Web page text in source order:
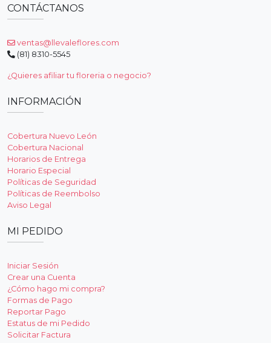
CONTÁCTANOS
ventas@llevaleflores.com
(81) 8310-5545
¿Quieres afiliar tu floreria o negocio?
INFORMACIÓN
Cobertura Nuevo León
Cobertura Nacional
Horarios de Entrega
Horario Especial
Políticas de Seguridad
Políticas de Reembolso
Aviso Legal
MI PEDIDO
Iniciar Sesión
Crear una Cuenta
¿Cómo hago mi compra?
Formas de Pago
Reportar Pago
Estatus de mi Pedido
Solicitar Factura